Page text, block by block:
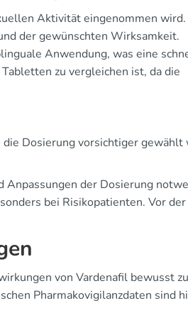
Aktivität eingenommen wird.
der gewünschten Wirksamkeit.
Anwendung, was eine
zu vergleichen ist, da die
Dosierung vorsichtiger gewählt
der Dosierung
bei Risikopatienten. Vor der
von Vardenafil bewusst
Pharmakovigilanzdaten sind